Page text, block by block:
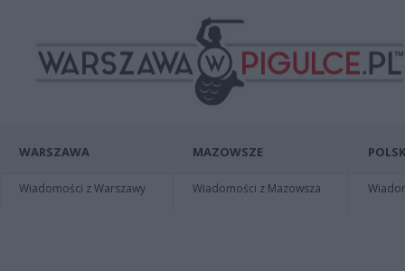
WARSZAWA
Wiadomości z Warszawy
MAZOWSZE
Wiadomości z Mazowsza